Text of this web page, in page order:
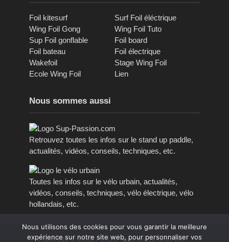
Foil kitesurf
Surf Foil éléctrique
Wing Foil Gong
Wing Foil Tuto
Sup Foil gonflable
Foil board
Foil bateau
Foil électrique
Wakefoil
Stage Wing Foil
Ecole Wing Foil
Lien
Nous sommes aussi
Retrouvez toutes les infos sur le stand up paddle,
actualités, vidéos, conseils, techniques, etc.
Toutes les infos sur le vélo urbain, actualités,
vidéos, conseils, techniques, vélo électrique, vélo
hollandais, etc.
Copyright © 2016 - 2023, tous droits réservés.
Nous utilisons des cookies pour vous garantir la meilleure
expérience sur notre site web, pour personnaliser vos